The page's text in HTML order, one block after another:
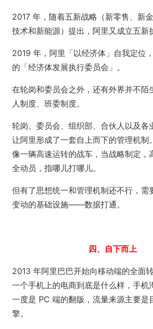
2017 年，随着五新战略（新零售、新
技术和新能源）提出，阿里又成立五新
2019 年，阿里「以经济体」自我定位
的「经济体发展执行委员会」。
在轮岗和委员会之外，还有外界并不陌
人制度、班委制度。
轮岗、委员会、组织部、合伙人以及各
让阿里形成了一套自上而下的管理机制
像一辆高速运转的战车，当战略制定，
全动员，指哪儿打哪儿。
但有了思想统一和管理机制还不行，需
变动的基础设施——数据打通。
四、自下而上
2013 年阿里巴巴开始向移动端的全面
一个手机上的电商到底是什么样，手机
一度是 PC 端的翻版，流量来源主要是
擎。